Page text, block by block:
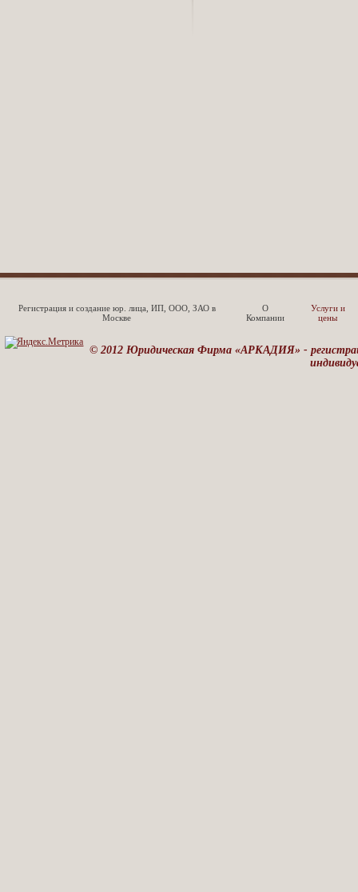
Регистрация и создание юр. лица, ИП, ООО, ЗАО в
Москве
О
Компании
Услуги и
цены
© 2012 Юридическая Фирма «АРКАДИЯ» -